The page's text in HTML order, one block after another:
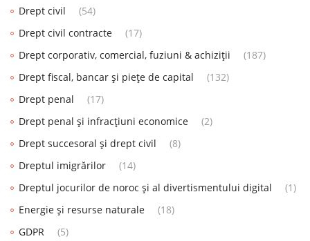
Drept civil
(54)
Drept civil contracte
(17)
Drept corporativ, comercial, fuziuni & achiziții
(187)
Drept fiscal, bancar și piețe de capital
(132)
Drept penal
(17)
Drept penal și infracțiuni economice
(2)
Drept succesoral și drept civil
(8)
Dreptul imigrărilor
(14)
Dreptul jocurilor de noroc și al divertismentului digital
(1)
Energie și resurse naturale
(18)
GDPR
(5)